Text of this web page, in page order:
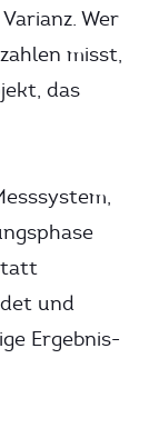
Wer
misst,
das
und
Ergebnis-